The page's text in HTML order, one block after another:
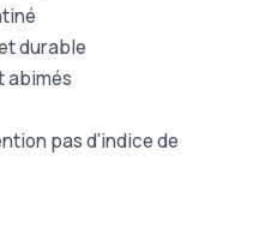
durable
abimés
pas d'indice de